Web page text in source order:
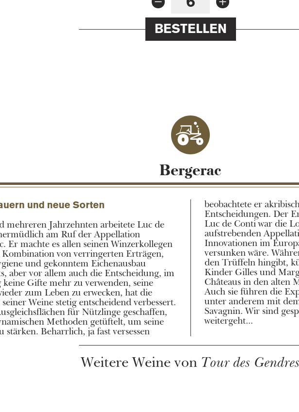
BESTELLEN
Tour des
Bergerac
und neue Sorten
mehreren Jahrzehnten arbeitete Luc de
am Ruf der Appellation
Er machte es allen seinen Winzerkollegen
von verringerten Erträgen,
und gekonntem Eichenausbau
aber vor allem auch die Entscheidung, im
keine Gifte mehr zu verwenden, seine
zum Leben zu erwecken, hat die
Weine stetig entscheidend verbessert.
für Nützlinge geschaffen,
Methoden getüftelt, um seine
stärken. Beharrlich, ja fast versessen
beobachtete er
Entscheidungen. Der
Conti war die Lokomotive einer
Appellation, die ohne seine
im Europäischen Rebenmeer
wäre. Während er sich nun in Rente ganz
hingibt, kümmern sich seine beiden
und Margaux um das Weiterleben des
in den alten Mauern und Rebbergen.
führen die Experimentierfreudigkeit fort,
mit dem erfolgreichen Anbau von
Wir sind gespannt, wie die Geschichte
weitergeht...
Weitere Weine von Tour des